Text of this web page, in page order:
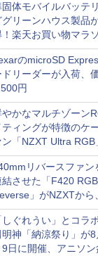
固体モバイルバッテ
グリーンハウス製品
！楽天お買い物マラ
のmicroSD
ドリーダーが入荷、
円
やかなマルチゾーン
ティングが特徴のケ
ン「NZXT Ultra RGB
売、計8製品
リバースファン
結させた「F420 RGB
」がNZXTから
フレーム採用
しぐれうい」とコラ
明神「納涼祭り」が8
9日に開催、アニソン